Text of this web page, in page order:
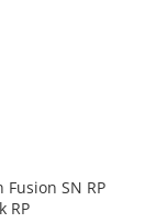
Fusion SN RP
RP